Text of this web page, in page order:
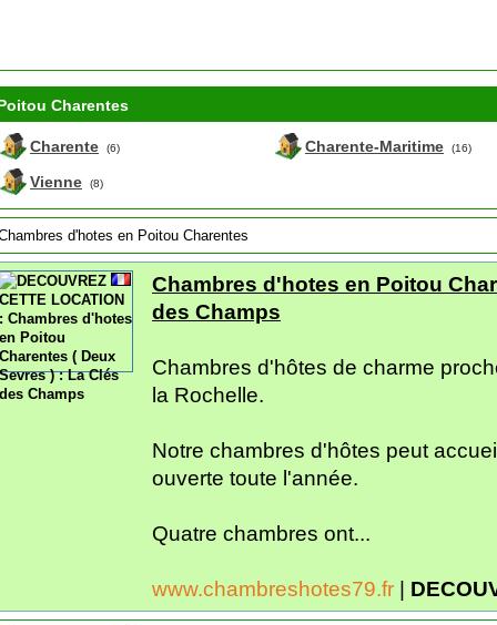
Charentes
Charente (6)
Vienne (8)
Charente-Maritime (16)
d'hotes en Poitou Charentes
Chambres d'hotes en Poitou
des Champs
Chambres d'hôtes de charme
la Rochelle.
Notre chambres d'hôtes peut
ouverte toute l'année.
Quatre chambres ont...
www.chambreshotes79.fr |